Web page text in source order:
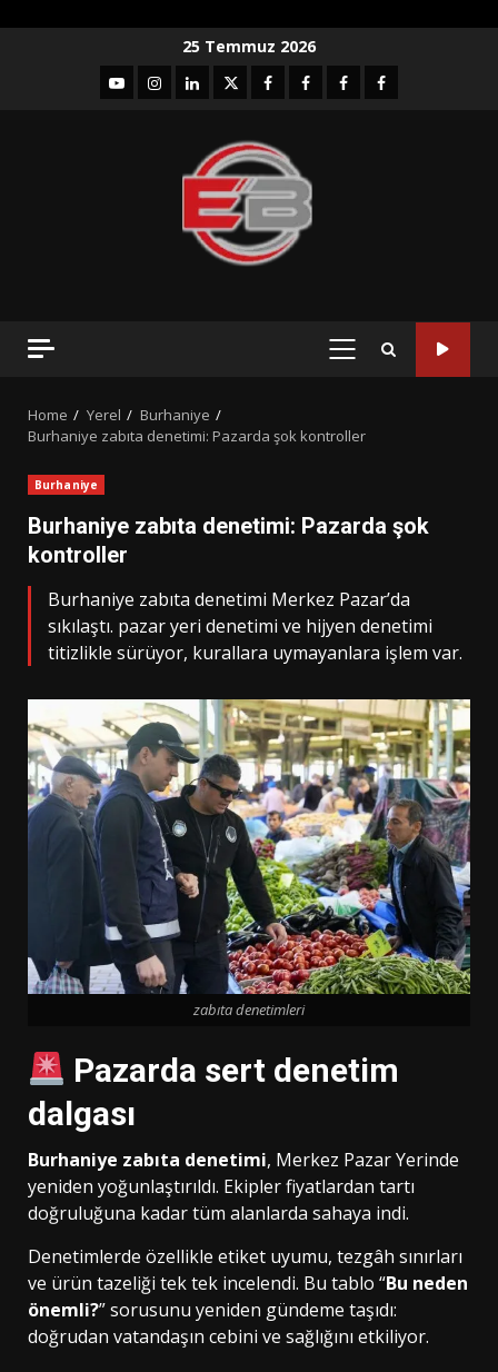
25 Temmuz 2026
YouTubeInstagram
LinkedIntwitterfacebook-Facebook-
Facebook-Facebook-
PRIMARY
Home Yerel
Burhaniye
Burhaniye zabıta denetimi: Pazarda şok kontroller
Burhaniye
Burhaniye zabıta denetimi: Pazarda şok
kontroller
Burhaniye zabıta denetimi Merkez Pazar’da
sıkılaştı. pazar yeri denetimi ve hijyen denetimi
titizlikle sürüyor, kurallara uymayanlara işlem var.
zabıta denetimleri
Pazarda sert denetim
dalgası
Burhaniye zabıta denetimi, Merkez Pazar Yerinde
yeniden yoğunlaştırıldı. Ekipler fiyatlardan tartı
doğruluğuna kadar tüm alanlarda sahaya indi.
Denetimlerde özellikle etiket uyumu, tezgâh sınırları
ve ürün tazeliği tek tek incelendi. Bu tablo “Bu neden
önemli?” sorusunu yeniden gündeme taşıdı:
doğrudan vatandaşın cebini ve sağlığını etkiliyor.